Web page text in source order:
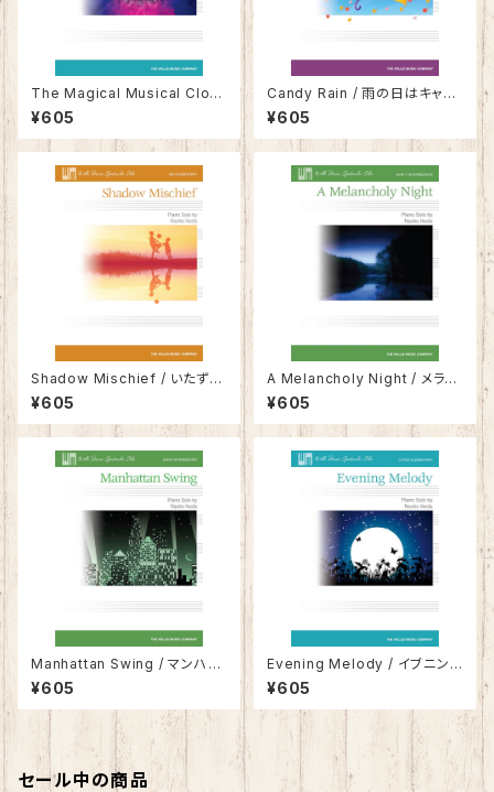
The Magical Musical Clock
/ 時計じかけの音楽隊
¥605
Candy Rain / 雨の日はキャン
ディ・レイン
¥605
Shadow Mischief / いたずら
影法師
¥605
A Melancholy Night / メラン
コリー・ナイト
¥605
Manhattan Swing / マンハッ
タン・スウィング
¥605
Evening Melody / イブニン
グ・メロディー
¥605
セール中の商品